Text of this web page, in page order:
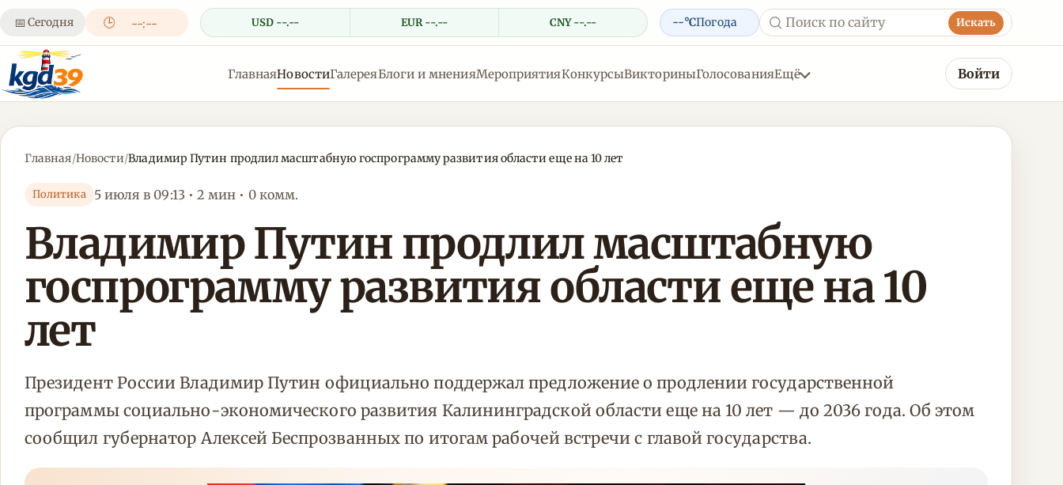
📅 Сегодня 🕒 --:-- USD --.-- EUR --.-- CNY --.-- --°CПогода Искать
ГлавнаяНовостиГалереяБлоги и мненияМероприятияКонкурсыВикториныГолосованияЕщё Войти
Главная/Новости/Владимир Путин продлил масштабную госпрограмму развития области еще на 10 лет
Политика 5 июля в 09:13 • 2 мин • 0 комм.
Владимир Путин продлил масштабную
госпрограмму развития области еще на 10
лет
Президент России Владимир Путин официально поддержал предложение о продлении государственной
программы социально-экономического развития Калининградской области еще на 10 лет — до 2036 года. Об этом
сообщил губернатор Алексей Беспрозванных по итогам рабочей встречи с главой государства.